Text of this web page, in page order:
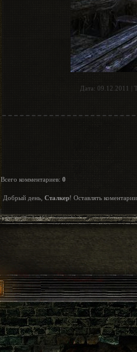
Дата: 09.12.2011 |
Всего комментариев: 0
Добрый день, Сталкер! Оставлять